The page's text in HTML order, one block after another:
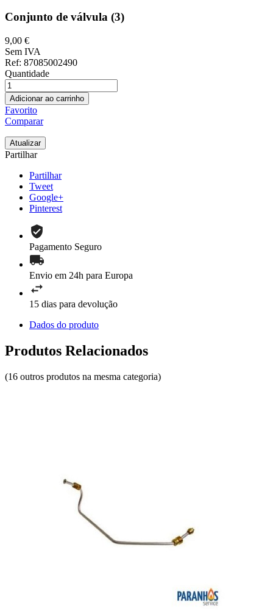
Conjunto de válvula (3)
9,00 €
Sem IVA
Ref: 87085002490
Quantidade
Adicionar ao carrinho
Favorito
Comparar
Partilhar
Partilhar
Tweet
Google+
Pinterest
Pagamento Seguro
Envio em 24h para Europa
15 dias para devolução
Dados do produto
Produtos Relacionados
(16 outros produtos na mesma categoria)